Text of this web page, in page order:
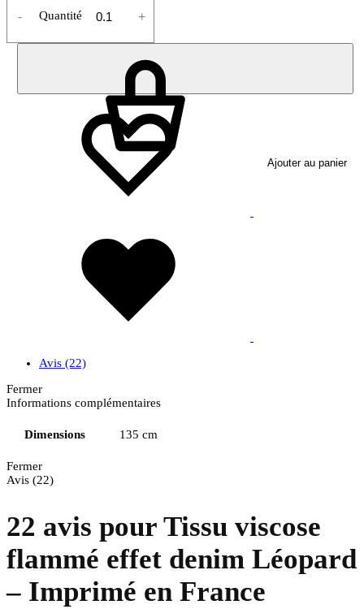
- Quantité +
Ajouter au panier
Avis (22)
Fermer
Informations complémentaires
Dimensions 135 cm
Fermer
Avis (22)
22 avis pour Tissu viscose
flammé effet denim Léopard
– Imprimé en France